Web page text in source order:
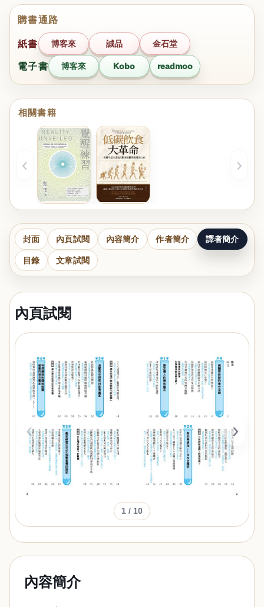
購書通路
紙書 博客來 誠品 金石堂
電子書 博客來 Kobo readmoo
相關書籍
‹ ›
封面 內頁試閱 內容簡介 作者簡介 譯者簡介
目錄 文章試閱
內頁試閱
‹ ›
1 / 10
內容簡介